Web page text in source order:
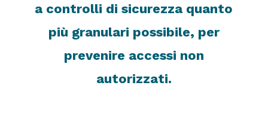
a controlli di sicurezza quanto
più granulari possibile, per
prevenire accessi non
autorizzati.